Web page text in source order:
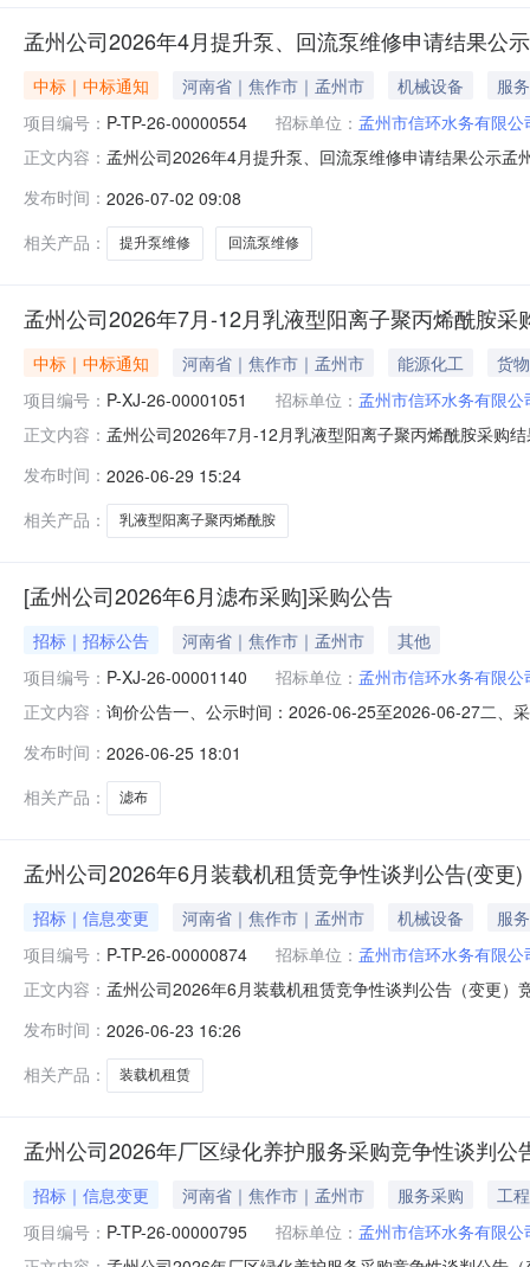
孟州公司2026年4月提升泵、回流泵维修申请结果公示
中标｜中标通知 河南省｜焦作市｜孟州市 机械设备
服务
项目编号： P-TP-26-00000554 招标单位： 孟州市信环水务有限公
正文内容： 孟州公司2026年4月提升泵、回流泵维修申请结果公示
址：河南孟州市环城南路东侧中选人：南京蓝污水处理
发布时间： 2026-07-02 09:08
相关产品：
提升泵维修 回流泵维修
孟州公司2026年7月-12月乳液型阳离子聚丙烯酰胺采
中标｜中标通知 河南省｜焦作市｜孟州市 能源化工
货物
项目编号： P-XJ-26-00001051 招标单位： 孟州市信环水务有限公
正文内容： 孟州公司2026年7月-12月乳液型阳离子聚丙烯酰胺采购
电话：18639138823联系地址：河南孟州市环城南路东
发布时间： 2026-06-29 15:24
相关产品：
乳液型阳离子聚丙烯酰胺
[孟州公司2026年6月滤布采购]采购公告
招标｜招标公告 河南省｜焦作市｜孟州市
其他
项目编号： P-XJ-26-00001140 招标单位： 孟州市信环水务有限公
正文内容： 询价公告一、公示时间：2026-06-25至2026-06-27二、
民币，贸易商注册资本金不少于100万元人民币。2、制
发布时间： 2026-06-25 18:01
相关产品：
滤布
孟州公司2026年6月装载机租赁竞争性谈判公告(变更)
招标｜信息变更 河南省｜焦作市｜孟州市 机械设备
服务
项目编号： P-TP-26-00000874 招标单位： 孟州市信环水务有限公
正文内容： 孟州公司2026年6月装载机租赁竞争性谈判公告（变更
式：公开竞争性谈判具体规格、技术指标及售后服务要
发布时间： 2026-06-23 16:26
相关产品：
装载机租赁
孟州公司2026年厂区绿化养护服务采购竞争性谈判公
招标｜信息变更 河南省｜焦作市｜孟州市 服务采购
工程
项目编号： P-TP-26-00000795 招标单位： 孟州市信环水务有限公